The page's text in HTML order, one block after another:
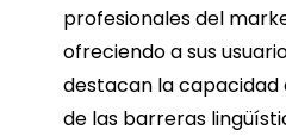
profesionales del
ofreciendo a sus
destacan la
de las barreras